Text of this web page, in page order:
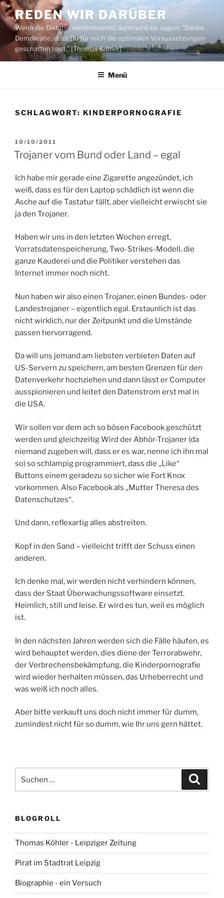
Zum
Inhalt
springen
REDEN WIR DARÜBER
Wenn die Diktatur wiederkommt, dann wird sie sagen: "Danke
Demokratie, dass Du für mich die optimalen Voraussetzungen
geschaffen hast." [Thomas Köhler]
Menü
SCHLAGWORT: KINDERPORNOGRAFIE
VERÖFFENTLICHT
AM
10/10/2011
Trojaner vom Bund oder Land – egal
Ich habe mir gerade eine Zigarette angezündet, ich
weiß, dass es für den Laptop schädlich ist wenn die
Asche auf die Tastatur fällt, aber vielleicht erwischt sie
ja den Trojaner.
Haben wir uns in den letzten Wochen erregt,
Vorratsdatenspeicherung, Two-Strikes-Modell, die
ganze Kauderei und die Politiker verstehen das
Internet immer noch nicht.
Nun haben wir also einen Trojaner, einen Bundes- oder
Landestrojaner – eigentlich egal. Erstaunlich ist das
nicht wirklich, nur der Zeitpunkt und die Umstände
passen hervorragend.
Da will uns jemand am liebsten verbieten Daten auf
US-Servern zu speichern, am besten Grenzen für den
Datenverkehr hochziehen und dann lässt er Computer
ausspionieren und leitet den Datenstrom erst mal in
die USA.
Wir sollen vor dem ach so bösen Facebook geschützt
werden und gleichzeitig Wird der Abhör-Trojaner (da
niemand zugeben will, dass er es war, nenne ich ihn mal
so) so schlampig programmiert, dass die „Like“
Buttons einem geradezu so sicher wie Fort Knox
vorkommen. Also Facebook als „Mutter Theresa des
Datenschutzes“.
Und dann, reflexartig alles abstreiten.
Kopf in den Sand – vielleicht trifft der Schuss einen
anderen.
Ich denke mal, wir werden nicht verhindern können,
dass der Staat Überwachungssoftware einsetzt.
Heimlich, still und leise. Er wird es tun, weil es möglich
ist.
In den nächsten Jahren werden sich die Fälle häufen, es
wird behauptet werden, dies diene der Terrorabwehr,
der Verbrechensbekämpfung, die Kinderpornografie
wird wieder herhalten müssen, das Urheberrecht und
was weiß ich noch alles.
Aber bitte verkauft uns doch nicht immer für dumm,
zumindest nicht für so dumm, wie Ihr uns gern hättet.
nach:
BLOGROLL
Thomas Köhler - Leipziger Zeitung
Pirat im Stadtrat Leipzig
Biographie - ein Versuch